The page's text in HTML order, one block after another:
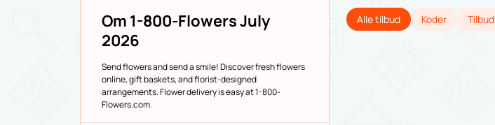
Alle tilbud Koder Tilbud
Om 1-800-Flowers July
2026
Send flowers and send a smile! Discover fresh flowers
online, gift baskets, and florist-designed
arrangements. Flower delivery is easy at 1-800-
Flowers.com.